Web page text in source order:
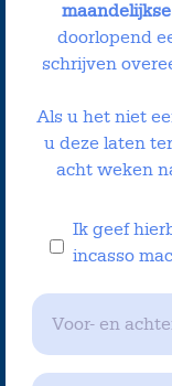
doorlopend
schrijven
Als u het niet
u deze laten
acht weken
Ik geef
incasso